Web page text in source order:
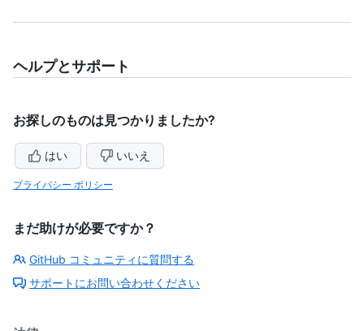
ヘルプとサポート
お探しのものは見つかりましたか?
はい いいえ
プライバシー ポリシー
まだ助けが必要ですか？
GitHub コミュニティに質問する
サポートにお問い合わせください